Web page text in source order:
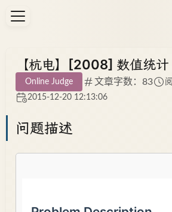
【杭电】[2008] 数值统计
Online Judge 文章字数：83
2015-12-20 12:13:06
问题描述